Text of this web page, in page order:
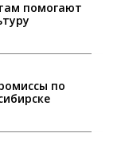
помогают
по